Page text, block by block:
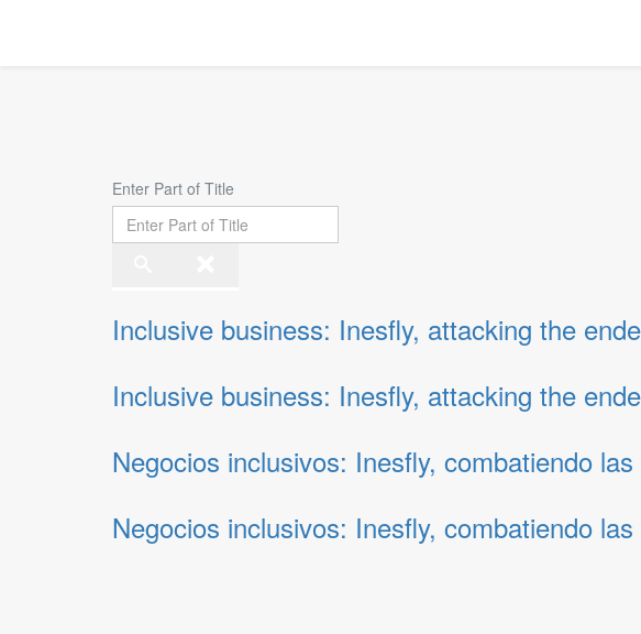
Enter Part of Title
Inclusive business: Inesfly, attacking the
Inclusive business: Inesfly, attacking the
Negocios inclusivos: Inesfly, combatiendo
Negocios inclusivos: Inesfly, combatiendo